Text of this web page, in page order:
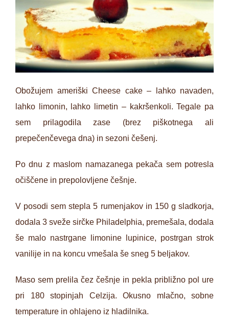
Obožujem ameriški Cheese cake – lahko navaden,
lahko limonin, lahko limetin – kakršenkoli. Tegale pa
sem prilagodila zase (brez piškotnega ali
prepečenčevega dna) in sezoni češenj.
Po dnu z maslom namazanega pekača sem potresla
očiščene in prepolovljene češnje.
V posodi sem stepla 5 rumenjakov in 150 g sladkorja,
dodala 3 sveže sirčke Philadelphia, premešala, dodala
še malo nastrgane limonine lupinice, postrgan strok
vanilije in na koncu vmešala še sneg 5 beljakov.
Maso sem prelila čez češnje in pekla približno pol ure
pri 180 stopinjah Celzija. Okusno mlačno, sobne
temperature in ohlajeno iz hladilnika.